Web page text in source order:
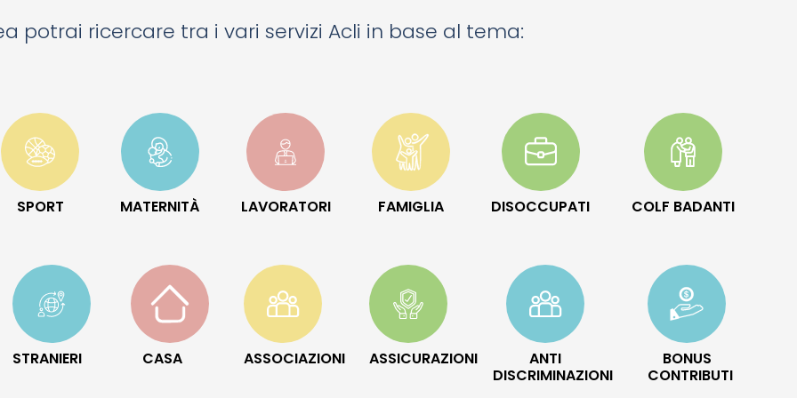
potrai ricercare tra i vari servizi Acli in base al tema:
SPORT MATERNITÀ LAVORATORI FAMIGLIA DISOCCUPATI COLF BADANTI
STRANIERI CASA ASSOCIAZIONI ASSICURAZIONI
ANTI
DISCRIMINAZIONI
BONUS
CONTRIBUTI